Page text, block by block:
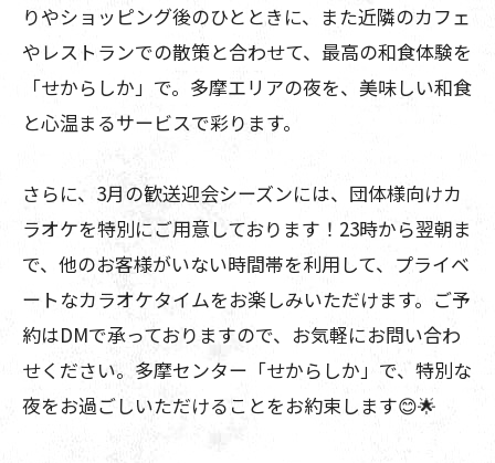
りやショッピング後のひとときに、また近隣のカフェ
やレストランでの散策と合わせて、最高の和食体験を
「せからしか」で。多摩エリアの夜を、美味しい和食
と心温まるサービスで彩ります。
さらに、3月の歓送迎会シーズンには、団体様向けカ
ラオケを特別にご用意しております！23時から翌朝ま
で、他のお客様がいない時間帯を利用して、プライベ
ートなカラオケタイムをお楽しみいただけます。ご予
約はDMで承っておりますので、お気軽にお問い合わ
せください。多摩センター「せからしか」で、特別な
夜をお過ごしいただけることをお約束します😊🌟